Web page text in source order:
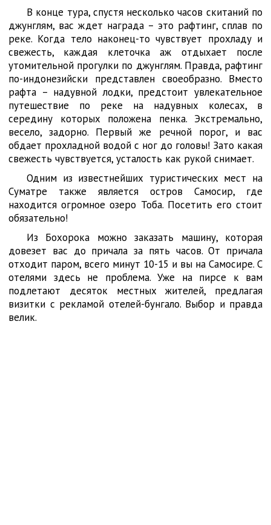
В конце тура, спустя несколько часов скитаний по
джунглям, вас ждет награда – это рафтинг, сплав по
реке. Когда тело наконец-то чувствует прохладу и
свежесть, каждая клеточка аж отдыхает после
утомительной прогулки по джунглям. Правда, рафтинг
по-индонезийски представлен своеобразно. Вместо
рафта – надувной лодки, предстоит увлекательное
путешествие по реке на надувных колесах, в
середину которых положена пенка. Экстремально,
весело, задорно. Первый же речной порог, и вас
обдает прохладной водой с ног до головы! Зато какая
свежесть чувствуется, усталость как рукой снимает.
Одним из известнейших туристических мест на
Суматре также является остров Самосир, где
находится огромное озеро Тоба. Посетить его стоит
обязательно!
Из Бохорока можно заказать машину, которая
довезет вас до причала за пять часов. От причала
отходит паром, всего минут 10-15 и вы на Самосире. С
отелями здесь не проблема. Уже на пирсе к вам
подлетают десяток местных жителей, предлагая
визитки с рекламой отелей-бунгало. Выбор и правда
велик.